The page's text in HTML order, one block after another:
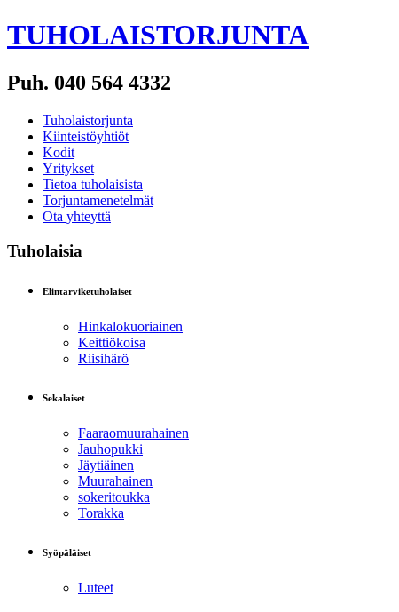
TUHOLAISTORJUNTA
Puh. 040 564 4332
Tuholaistorjunta
Kiinteistöyhtiöt
Kodit
Yritykset
Tietoa tuholaisista
Torjuntamenetelmät
Ota yhteyttä
Tuholaisia
Elintarviketuholaiset
Hinkalokuoriainen
Keittiökoisa
Riisihärö
Sekalaiset
Faaraomuurahainen
Jauhopukki
Jäytiäinen
Muurahainen
sokeritoukka
Torakka
Syöpäläiset
Luteet